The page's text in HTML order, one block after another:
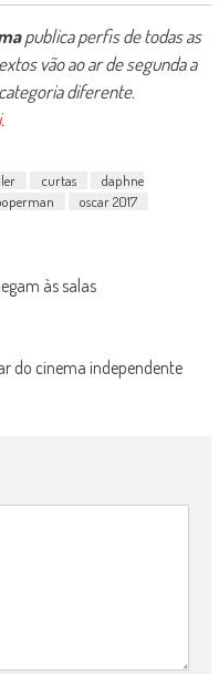
publica perfis de todas as
vão ao ar de segunda a
diferente.
.
curtas
daphne
oscar 2017
às salas
do cinema independente